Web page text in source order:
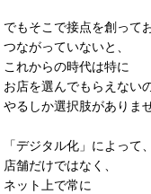
でもそこで接点を創って
つながっていないと、
これからの時代は特に
お店を選んでもらえない
やるしか選択肢がありま
「デジタル化」によって、
店舗だけではなく、
ネット上で常に